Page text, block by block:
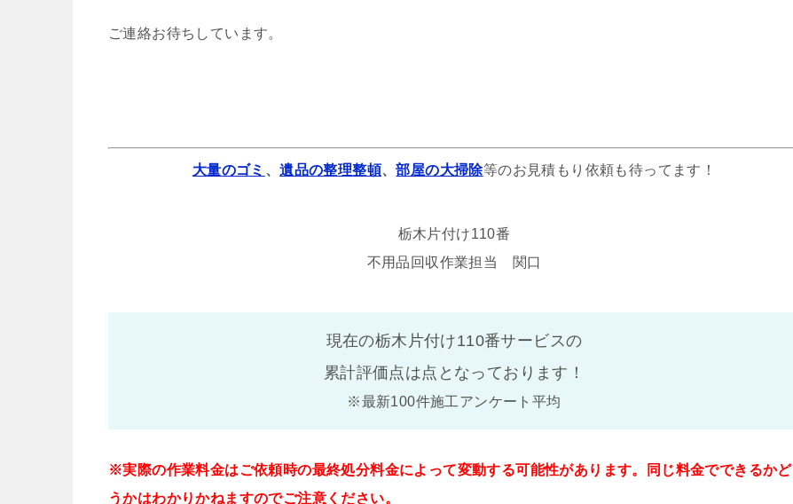
ご連絡お待ちしています。
大量のゴミ 、遺品の整理整頓、部屋の大掃除等のお見積もり依頼も待ってます！
栃木片付け110番
不用品回収作業担当 関口
現在の栃木片付け110番サービスの
累計評価点は点となっております！
※最新100件施工アンケート平均
※実際の作業料金はご依頼時の最終処分料金によって変動する可能性があります。同じ料金でできるかど
うかはわかりかねますのでご注意ください。